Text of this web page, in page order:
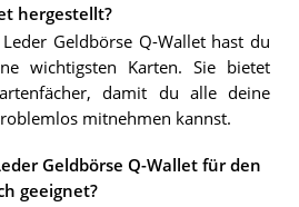
hergestellt?
Geldbörse Q-Wallet hast du
wichtigsten Karten. Sie bietet
damit du alle deine
mitnehmen kannst.
Geldbörse Q-Wallet für den
geeignet?